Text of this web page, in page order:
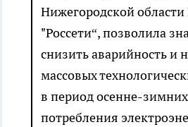
Нижегородской области
"Россети“, позволила
снизить аварийность и
массовых
в период осенне-
потребления